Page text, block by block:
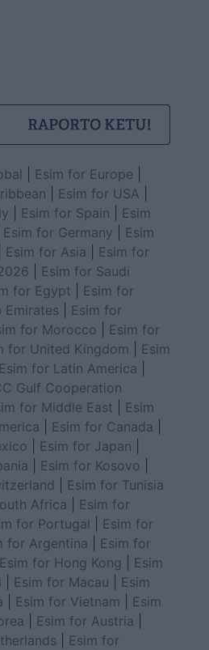
Esim for Europe
Esim for USA
Esim for Spain
Esim
Esim for Germany
Esim
Esim for Asia
Esim for
Esim for Saudi
for Egypt
Esim for
Emirates
Esim for
for Morocco
Esim for
for United Kingdom
Esim
Esim for Latin America
Gulf Cooperation
for Middle East
Esim
Esim for Canada
Esim for Japan
Esim for Kosovo
Esim for Tunisia
Africa
Esim for
for Portugal
Esim for
for Argentina
Esim for
Esim for Hong Kong
Esim
Esim for Macau
Esim
Esim for Vietnam
Esim
Esim for Austria
Esim for